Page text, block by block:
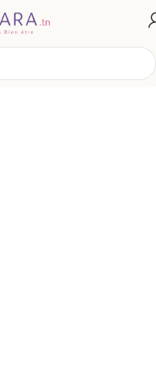
lèvres et réparateurs